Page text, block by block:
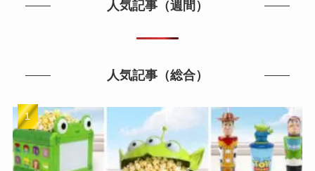
人気記事（週間）
人気記事（総合）